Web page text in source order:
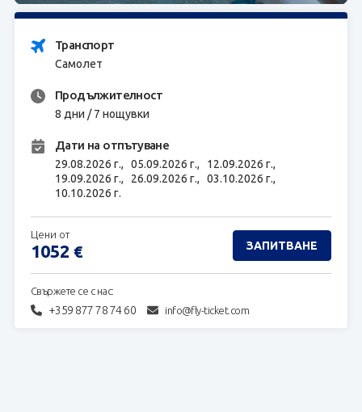
Транспорт
Самолет
Продължителност
8 дни / 7 нощувки
Дати на отпътуване
29.08.2026 г., 05.09.2026 г., 12.09.2026 г.,
19.09.2026 г., 26.09.2026 г., 03.10.2026 г.,
10.10.2026 г.
Свържете се с нас:
+359 877 78 74 60 info@fly-ticket.com
Цени от
1052 € ЗАПИТВАНЕ